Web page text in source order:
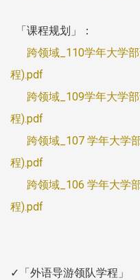
「课程规划」：
跨领域_110学年大学
程).pdf
跨领域_109学年大学
程).pdf
跨领域_107 学年大学
程).pdf
跨领域_106 学年大学
程).pdf
✓「外语导游领队学程」